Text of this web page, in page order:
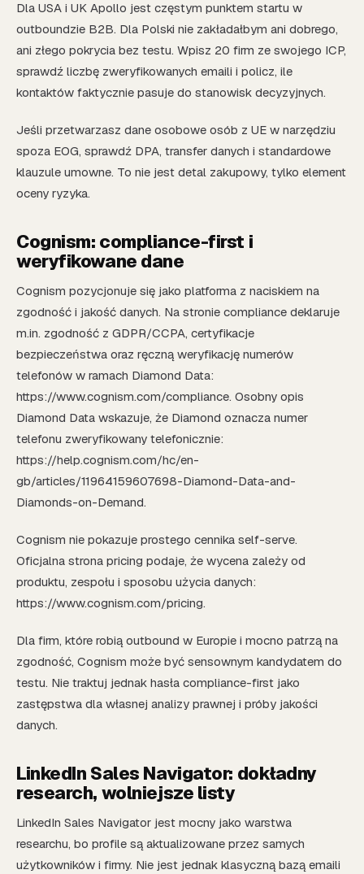
Dla USA i UK Apollo jest częstym punktem startu w
outboundzie B2B. Dla Polski nie zakładałbym ani dobrego,
ani złego pokrycia bez testu. Wpisz 20 firm ze swojego ICP,
sprawdź liczbę zweryfikowanych emaili i policz, ile
kontaktów faktycznie pasuje do stanowisk decyzyjnych.
Jeśli przetwarzasz dane osobowe osób z UE w narzędziu
spoza EOG, sprawdź DPA, transfer danych i standardowe
klauzule umowne. To nie jest detal zakupowy, tylko element
oceny ryzyka.
Cognism: compliance-first i
weryfikowane dane
Cognism pozycjonuje się jako platforma z naciskiem na
zgodność i jakość danych. Na stronie compliance deklaruje
m.in. zgodność z GDPR/CCPA, certyfikacje
bezpieczeństwa oraz ręczną weryfikację numerów
telefonów w ramach Diamond Data:
https://www.cognism.com/compliance. Osobny opis
Diamond Data wskazuje, że Diamond oznacza numer
telefonu zweryfikowany telefonicznie:
https://help.cognism.com/hc/en-
gb/articles/11964159607698-Diamond-Data-and-
Diamonds-on-Demand.
Cognism nie pokazuje prostego cennika self-serve.
Oficjalna strona pricing podaje, że wycena zależy od
produktu, zespołu i sposobu użycia danych:
https://www.cognism.com/pricing.
Dla firm, które robią outbound w Europie i mocno patrzą na
zgodność, Cognism może być sensownym kandydatem do
testu. Nie traktuj jednak hasła compliance-first jako
zastępstwa dla własnej analizy prawnej i próby jakości
danych.
LinkedIn Sales Navigator: dokładny
research, wolniejsze listy
LinkedIn Sales Navigator jest mocny jako warstwa
researchu, bo profile są aktualizowane przez samych
użytkowników i firmy. Nie jest jednak klasyczną bazą emaili